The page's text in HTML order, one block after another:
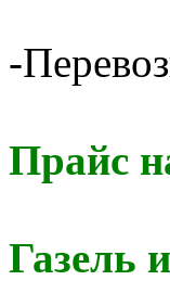
-
Прайс
Газель